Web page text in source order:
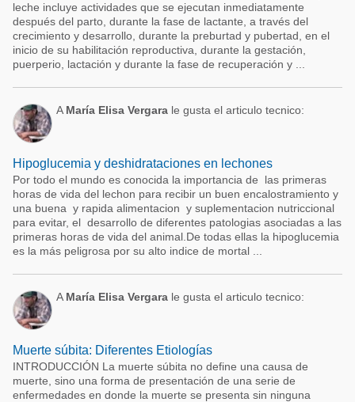
leche incluye actividades que se ejecutan inmediatamente
después del parto, durante la fase de lactante, a través del
crecimiento y desarrollo, durante la preburtad y pubertad, en el
inicio de su habilitación reproductiva, durante la gestación,
puerperio, lactación y durante la fase de recuperación y ...
A María Elisa Vergara le gusta el articulo tecnico:
Hipoglucemia y deshidrataciones en lechones
Por todo el mundo es conocida la importancia de las primeras
horas de vida del lechon para recibir un buen encalostramiento y
una buena y rapida alimentacion y suplementacion nutriccional
para evitar, el desarrollo de diferentes patologias asociadas a las
primeras horas de vida del animal.De todas ellas la hipoglucemia
es la más peligrosa por su alto indice de mortal ...
A María Elisa Vergara le gusta el articulo tecnico:
Muerte súbita: Diferentes Etiologías
INTRODUCCIÓN La muerte súbita no define una causa de
muerte, sino una forma de presentación de una serie de
enfermedades en donde la muerte se presenta sin ninguna